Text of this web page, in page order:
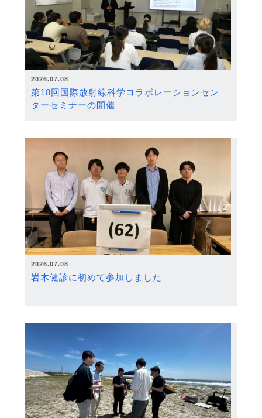
2026.07.08
第18回国際放射線科学コラボレーションセン
ターセミナーの開催
2026.07.08
岩木健診に初めて参加しました